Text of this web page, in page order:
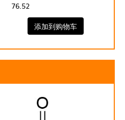
76.52
添加到购物车